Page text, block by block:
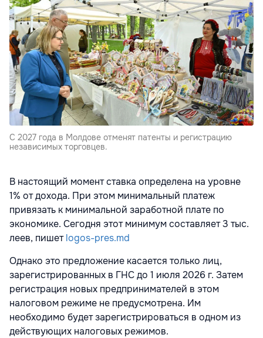
С 2027 года в Молдове отменят патенты и регистрацию
независимых торговцев.
В настоящий момент ставка определена на уровне
1% от дохода. При этом минимальный платеж
привязать к минимальной заработной плате по
экономике. Сегодня этот минимум составляет 3 тыс.
леев, пишетlogos-pres.md
Однако это предложение касается только лиц,
зарегистрированных в ГНС до 1 июля 2026 г. Затем
регистрация новых предпринимателей в этом
налоговом режиме не предусмотрена. Им
необходимо будет зарегистрироваться в одном из
действующих налоговых режимов.